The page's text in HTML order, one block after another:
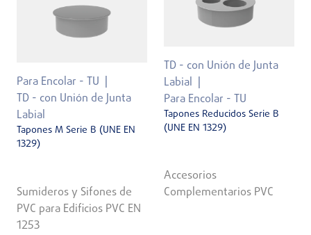
Para Encolar - TU
TD - con Unión de Junta
Labial
Tapones M Serie B (UNE EN
1329)
Sumideros y Sifones de
PVC para Edificios PVC EN
1253
TD - con Unión de Junta
Labial
Para Encolar - TU
Tapones Reducidos Serie B
(UNE EN 1329)
Accesorios
Complementarios PVC